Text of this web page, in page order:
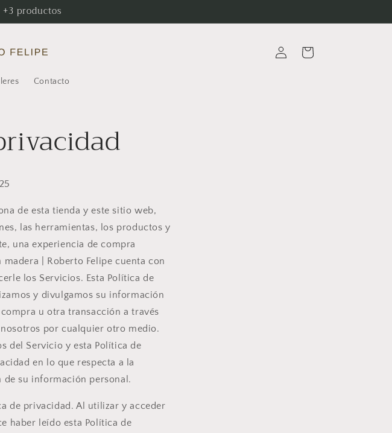
productos
Contacto
sesión
Carrito
de esta tienda y este sitio web,
las herramientas, los productos y
una experiencia de compra
madera | Roberto Felipe cuenta con
los Servicios. Esta Política de
y divulgamos su información
u otra transacción a través
por cualquier otro medio.
del Servicio y esta Política de
en lo que respecta a la
su información personal.
de privacidad. Al utilizar y acceder
haber leído esta Política de